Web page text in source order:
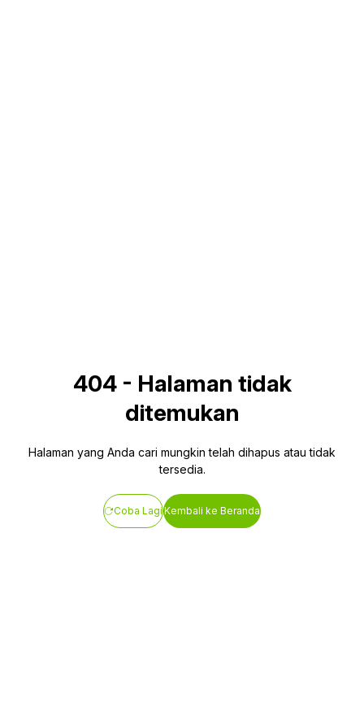
404- Halaman tidak
ditemukan
Halaman yang Anda cari mungkin telah dihapus atau tidak
tersedia.
Coba LagiKembali ke Beranda